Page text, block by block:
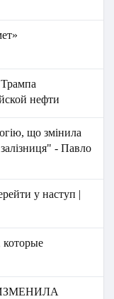
нефти
що змінила
- Павло
у наступ |